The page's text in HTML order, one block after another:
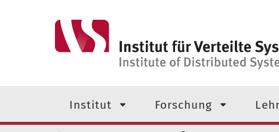
Institut Forschung